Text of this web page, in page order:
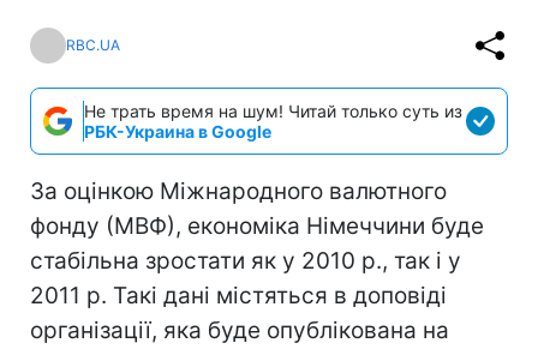
RBC.UA
Не трать время на шум! Читай только суть из
РБК-Украина в Google
За оцінкою Міжнародного валютного
фонду (МВФ), економіка Німеччини буде
стабільна зростати як у 2010 р., так і у
2011 р. Такі дані містяться в доповіді
організації, яка буде опублікована на